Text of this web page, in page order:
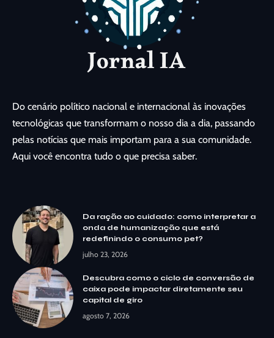
Do cenário político nacional e internacional às inovações
tecnológicas que transformam o nosso dia a dia, passando
pelas notícias que mais importam para a sua comunidade.
Aqui você encontra tudo o que precisa saber.
Da ração ao cuidado: como interpretar a
onda de humanização que está
redefinindo o consumo pet?
julho 23, 2026
Descubra como o ciclo de conversão de
caixa pode impactar diretamente seu
capital de giro
agosto 7, 2026